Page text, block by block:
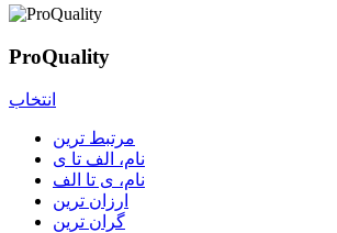
ProQuality
انتخاب
مرتبط ترین
نام، الف تا ی
نام، ی تا الف
ارزان ترین
گران ترین